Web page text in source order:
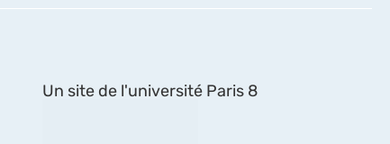
Un site de l'université Paris 8